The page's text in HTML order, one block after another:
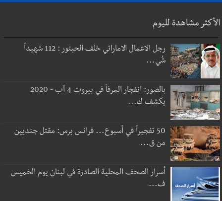
الأكثر مشاهدة لليوم
رجل الاعمال الاماراتي خلف الحبتور : 112 شهيداً
شُي...
بالصور: انفجار المرفأ في بيروت 4 آب - 2020
يكشف ك...
50 تفجيراً في أسبوع... فرانس برس: مقتل جنديين
من ق...
أسرار الصحف المحلية الصادرة في لبنان يوم الخميس
ف...